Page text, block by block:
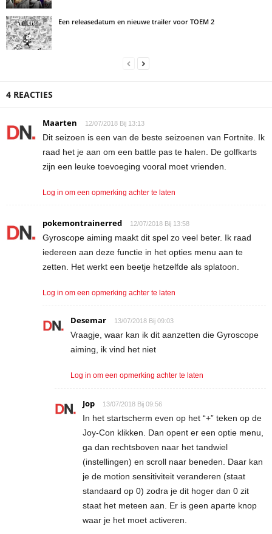
Een releasedatum en nieuwe trailer voor TOEM 2
4 REACTIES
Maarten 12/07/2018 Bij 13:13
Dit seizoen is een van de beste seizoenen van Fortnite. Ik
raad het je aan om een battle pas te halen. De golfkarts
zijn een leuke toevoeging vooral moet vrienden.
Log in om een opmerking achter te laten
pokemontrainerred 12/07/2018 Bij 13:58
Gyroscope aiming maakt dit spel zo veel beter. Ik raad
iedereen aan deze functie in het opties menu aan te
zetten. Het werkt een beetje hetzelfde als splatoon.
Log in om een opmerking achter te laten
Desemar 13/07/2018 Bij 09:03
Vraagje, waar kan ik dit aanzetten die Gyroscope
aiming, ik vind het niet
Log in om een opmerking achter te laten
Jop 13/07/2018 Bij 09:56
In het startscherm even op het “+” teken op de
Joy-Con klikken. Dan opent er een optie menu,
ga dan rechtsboven naar het tandwiel
(instellingen) en scroll naar beneden. Daar kan
je de motion sensitiviteit veranderen (staat
standaard op 0) zodra je dit hoger dan 0 zit
staat het meteen aan. Er is geen aparte knop
waar je het moet activeren.